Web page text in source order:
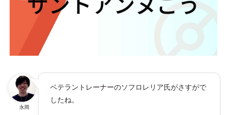
永岡
ベテラントレーナーのソフロレリア氏がさすがで
したね。